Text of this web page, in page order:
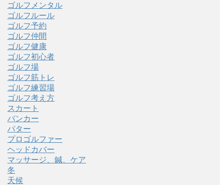
ゴルフメンタル
ゴルフルール
ゴルフ予約
ゴルフ仲間
ゴルフ健康
ゴルフ初心者
ゴルフ場
ゴルフ筋トレ
ゴルフ練習場
ゴルフ考え方
スカート
バンカー
パター
プロゴルファー
ヘッドカバー
マッサージ、鍼、ケア
冬
天候